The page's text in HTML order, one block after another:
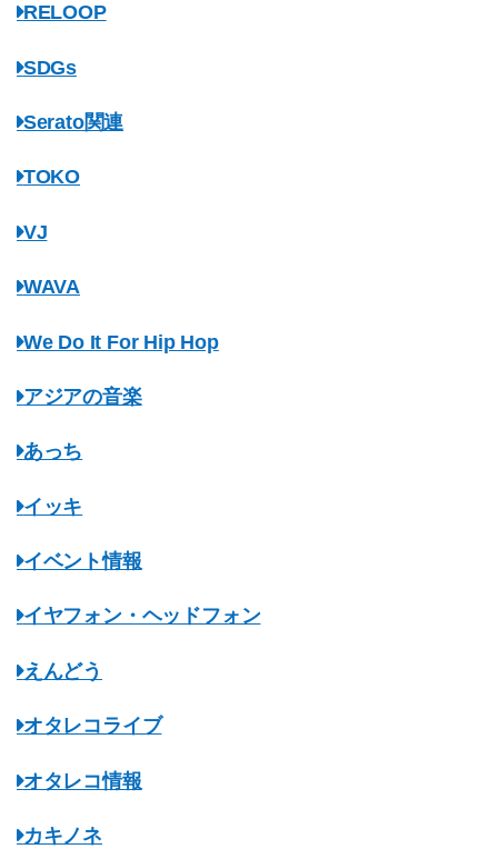
RELOOP
SDGs
Serato関連
TOKO
VJ
WAVA
We Do It For Hip Hop
アジアの音楽
あっち
イッキ
イベント情報
イヤフォン・ヘッドフォン
えんどう
オタレコライブ
オタレコ情報
カキノネ